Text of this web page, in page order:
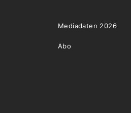
Mediadaten 2026
Abo